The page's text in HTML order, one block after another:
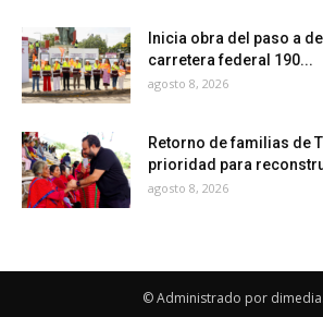
Inicia obra del paso a
carretera federal 190...
agosto 8, 2026
Retorno de familias de
prioridad para
agosto 8, 2026
© Administrado por